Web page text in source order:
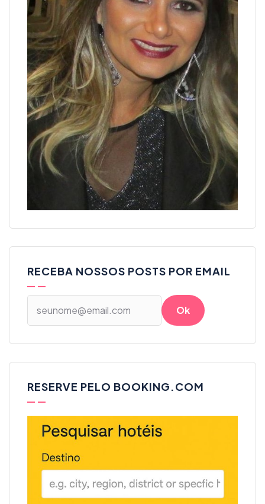
RECEBA NOSSOS POSTS POR EMAIL
RESERVE PELO BOOKING.COM